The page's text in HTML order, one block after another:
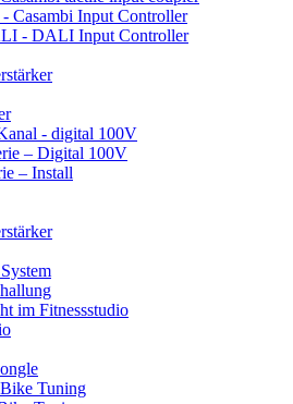
Casambi Input Controller
- DALI Input Controller
- digital 100V
– Digital 100V
– Install
im Fitnessstudio
Tuning